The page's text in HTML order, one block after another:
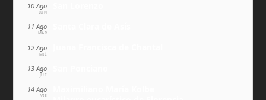
10 Ago
LUN
11 Ago
MAR
12 Ago
MIÉ
13 Ago
JUE
14 Ago
VIE